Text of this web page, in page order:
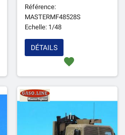
Référence:
MASTERMF48528S
Echelle: 1/48
favorite
DÉTAILS